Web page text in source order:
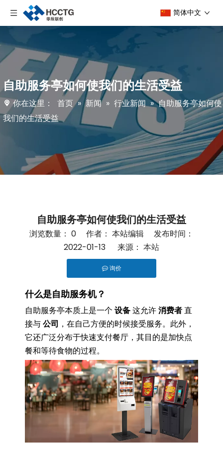
简体中文
自助服务亭如何使我们的生活受益
你在这里： 首页 » 新闻 » 行业新闻 » 自助服务亭如何使
我们的生活受益
自助服务亭如何使我们的生活受益
浏览数量： 0 作者： 本站编辑 发布时间：
2022-01-13 来源： 本站
询价
什么是自助服务机？
自助服务亭本质上是一个 设备 这允许 消费者 直
接与 公司
，在自己方便的时候接受服务。此外，
它还广泛分布于快速支付餐厅，其目的是加快点
餐和等待食物的过程。